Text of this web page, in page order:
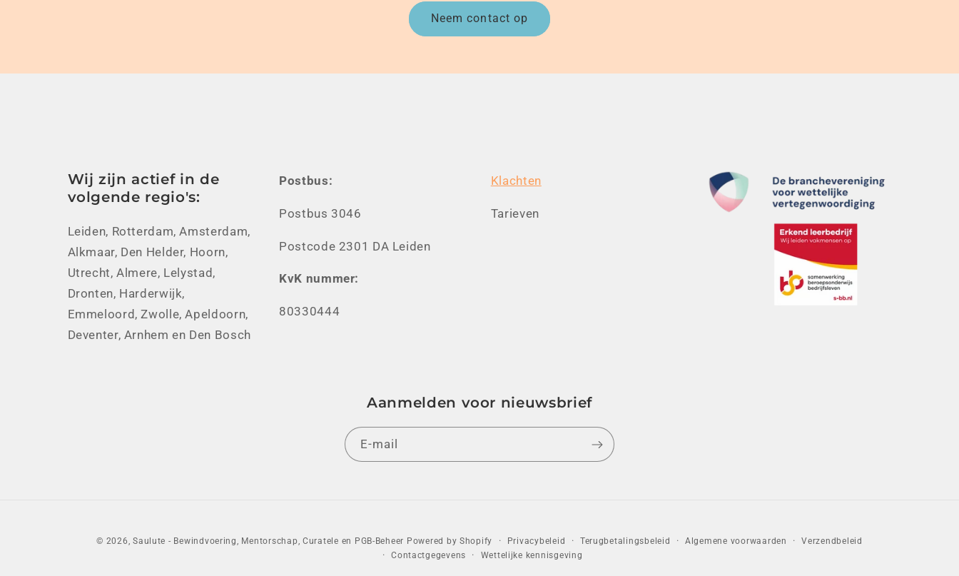
Neem contact op
Wij zijn actief in de
volgende regio's:
Leiden, Rotterdam, Amsterdam,
Alkmaar, Den Helder, Hoorn,
Utrecht, Almere, Lelystad,
Dronten, Harderwijk,
Emmeloord, Zwolle, Apeldoorn,
Deventer, Arnhem en Den Bosch
Postbus:
Postbus 3046
Postcode 2301 DA Leiden
KvK nummer:
80330444
Klachten
Tarieven
Aanmelden voor nieuwsbrief
E‑mail
© 2026,Saulute - Bewindvoering, Mentorschap, Curatele en PGB-Beheer Powered by Shopify Privacybeleid Terugbetalingsbeleid Algemene voorwaarden
Verzendbeleid
Contactgegevens
Wettelijke kennisgeving